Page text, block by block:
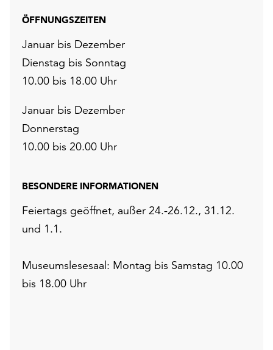
ÖFFNUNGSZEITEN
Januar bis Dezember
Dienstag bis Sonntag
10.00 bis 18.00 Uhr
Januar bis Dezember
Donnerstag
10.00 bis 20.00 Uhr
BESONDERE INFORMATIONEN
Feiertags geöffnet, außer 24.-26.12., 31.12.
und 1.1.
Museumslesesaal: Montag bis Samstag 10.00
bis 18.00 Uhr